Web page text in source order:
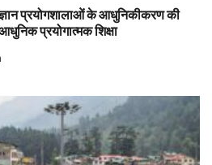
प्रयोगशालाओं के आधुनिकीकरण की
आधुनिक प्रयोगात्मक शिक्षा